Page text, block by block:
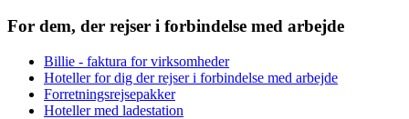
For dem, der rejser i forbindelse med arbejde
Billie - faktura for virksomheder
Hoteller for dig der rejser i forbindelse med arbejde
Forretningsrejsepakker
Hoteller med ladestation